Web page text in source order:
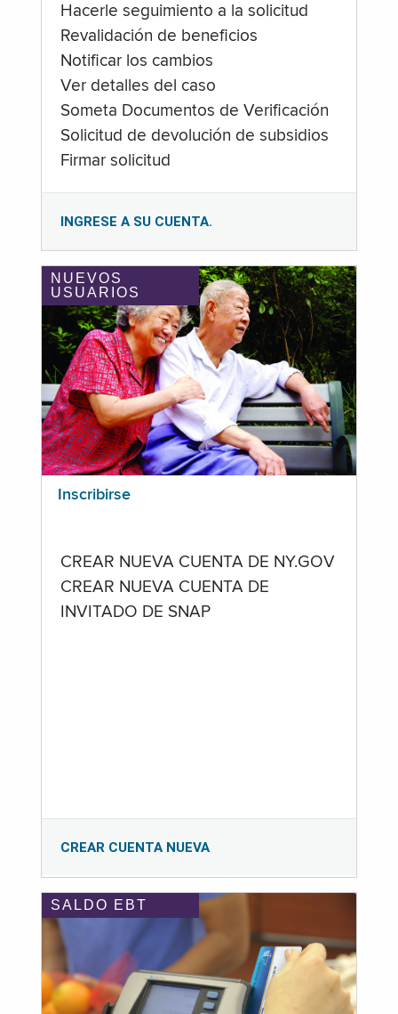
Hacerle seguimiento a la solicitud
Revalidación de beneficios
Notificar los cambios
Ver detalles del caso
Someta Documentos de Verificación
Solicitud de devolución de subsidios
Firmar solicitud
INGRESE A SU CUENTA.
NUEVOS
USUARIOS
Inscribirse
CREAR NUEVA CUENTA DE NY.GOV
CREAR NUEVA CUENTA DE
INVITADO DE SNAP
CREAR CUENTA NUEVA
SALDO EBT